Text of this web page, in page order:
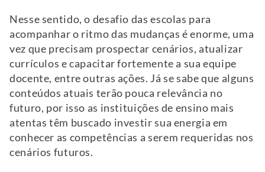
Nesse sentido, o desafio das escolas para
acompanhar o ritmo das mudanças é enorme, uma
vez que precisam prospectar cenários, atualizar
currículos e capacitar fortemente a sua equipe
docente, entre outras ações. Já se sabe que alguns
conteúdos atuais terão pouca relevância no
futuro, por isso as instituições de ensino mais
atentas têm buscado investir sua energia em
conhecer as competências a serem requeridas nos
cenários futuros.